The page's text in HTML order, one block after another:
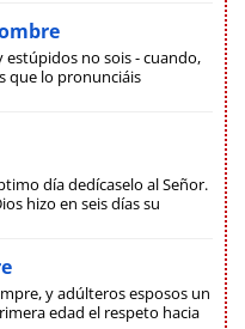
no sois - cuando,
que lo pronunciáis
día dedícaselo al Señor.
hizo en seis días su
y adúlteros esposos un
edad el respeto hacia